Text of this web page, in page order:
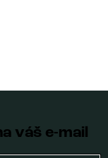
váš e-mail